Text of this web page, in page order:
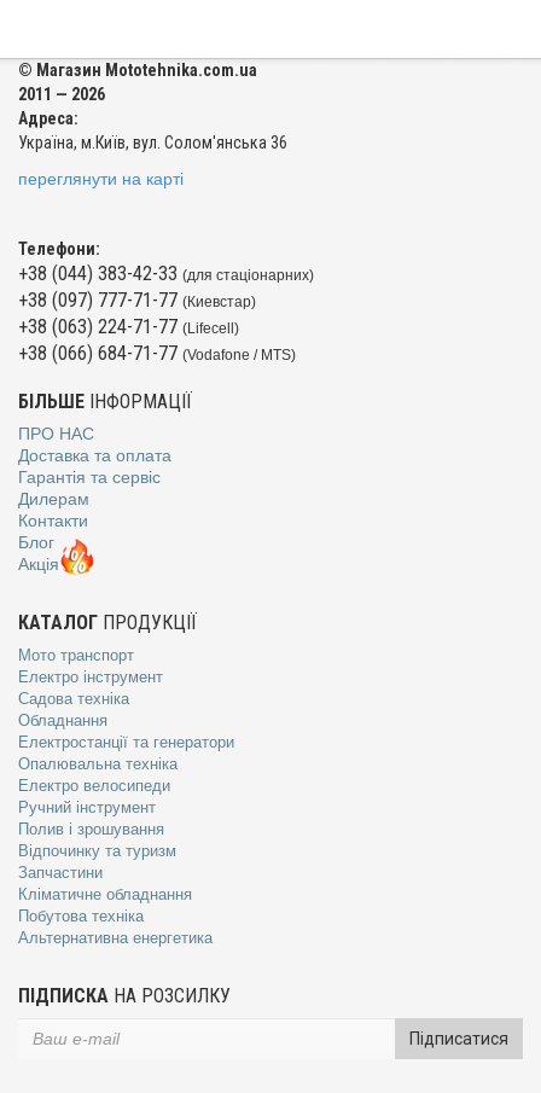
© Магазин Mototehnika.com.ua
2011 — 2026
Адреса:
Україна, м.Київ, вул. Солом'янська 36
переглянути на карті
Телефони:
+38 (044) 383-42-33 (для стаціонарних)
+38 (097) 777-71-77 (Киевстар)
+38 (063) 224-71-77 (Lifecell)
+38 (066) 684-71-77 (Vodafone / MTS)
БІЛЬШЕ ІНФОРМАЦІЇ
ПРО НАС
Доставка та оплата
Гарантія та сервіс
Дилерам
Контакти
Блог
Акція
КАТАЛОГ ПРОДУКЦІЇ
Мото транспорт
Електро інструмент
Садова техніка
Обладнання
Електростанції та генератори
Опалювальна техніка
Електро велосипеди
Ручний інструмент
Полив і зрошування
Відпочинку та туризм
Запчастини
Кліматичне обладнання
Побутова техніка
Альтернативна енергетика
ПІДПИСКА НА РОЗСИЛКУ
Підписатися